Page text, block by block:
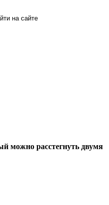
можно расстегнуть двумя